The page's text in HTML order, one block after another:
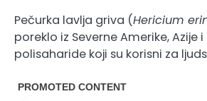
Pečurka lavlja griva (Hericium
poreklo iz Severne Amerike, Azije i
polisaharide koji su korisni za